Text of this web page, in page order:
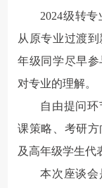
2024级转
从原专业过渡
年级同学尽早
对专业的理解。
自由提问
课策略、考研
及高年级学生代
本次座谈会